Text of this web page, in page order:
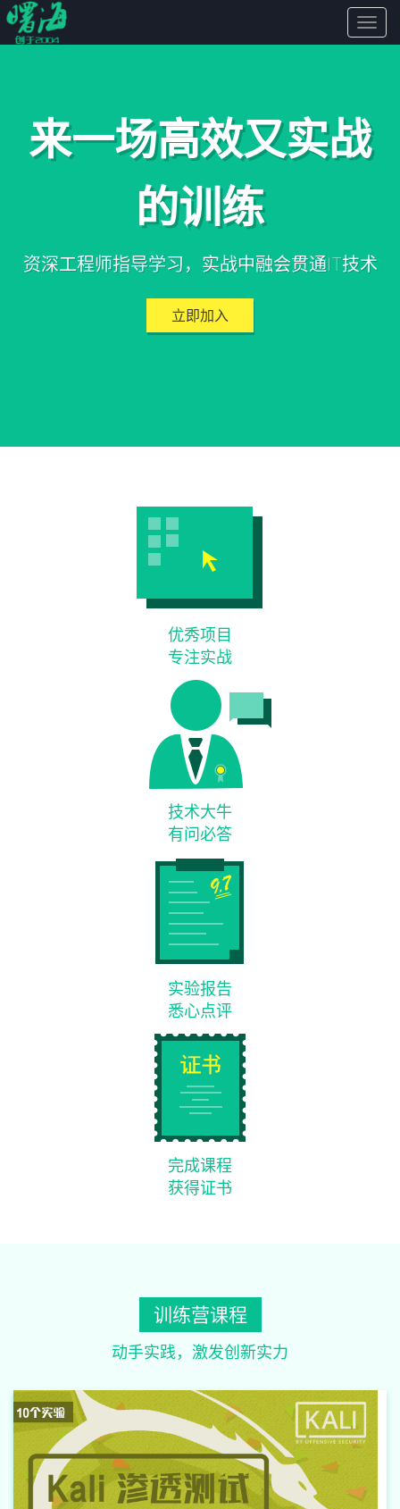
曙
海
来一场高效又实战
的训练
资深工程师指导学习，实战中融会贯通IT技术
立即加入
优秀项目
专注实战
技术大牛
有问必答
实验报告
悉心点评
完成课程
获得证书
训练营课程
动手实践，激发创新实力